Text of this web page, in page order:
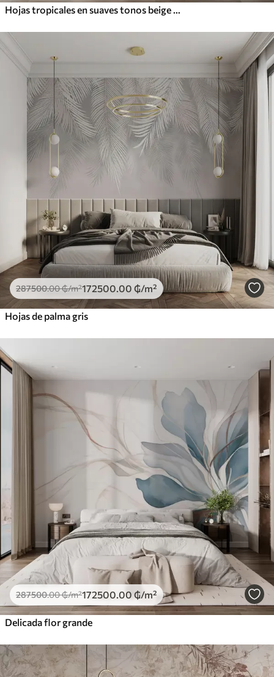
287500.00₲/m²172500 .00 ₲/m²
Hojas de palma gris
287500.00₲/m²172500 .00 ₲/m²
Delicada flor grande